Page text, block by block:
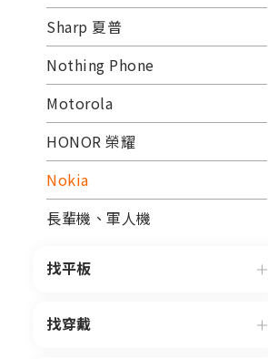
Sharp 夏普
Nothing Phone
Motorola
HONOR 榮耀
Nokia
長輩機、軍人機
找平板
找穿戴